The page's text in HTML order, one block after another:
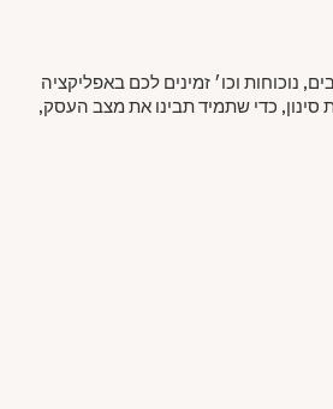
נוכוחות וכו׳ זמינים לכם באפליקציה
סינון, כדי שתמיד תבינו את מצב העסק,